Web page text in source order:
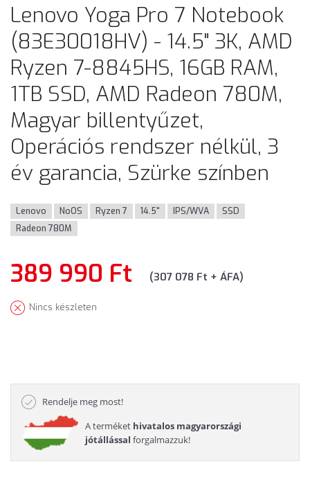
Lenovo Yoga Pro 7 Notebook
(83E30018HV) - 14.5" 3K, AMD
Ryzen 7-8845HS, 16GB RAM,
1TB SSD, AMD Radeon 780M,
Magyar billentyűzet,
Operációs rendszer nélkül, 3
év garancia, Szürke színben
Lenovo NoOS Ryzen 7 14.5" IPS/WVA
SSD
Radeon 780M
389 990 Ft (307 078 Ft + ÁFA)
Nincs készleten
Rendelje meg most!
A terméket hivatalos magyarországi
jótállással forgalmazzuk!